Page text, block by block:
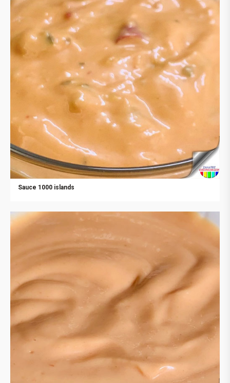
Sauce 1000 islands